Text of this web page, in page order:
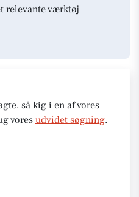
relevante værktøj
så kig i en af vores
vores udvidet søgning.